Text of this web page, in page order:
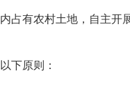
占有农村土地，自主开
下原则：